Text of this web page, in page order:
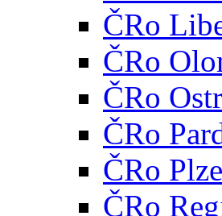
ČRo
ČRo
ČRo
ČRo
ČRo
ČRo